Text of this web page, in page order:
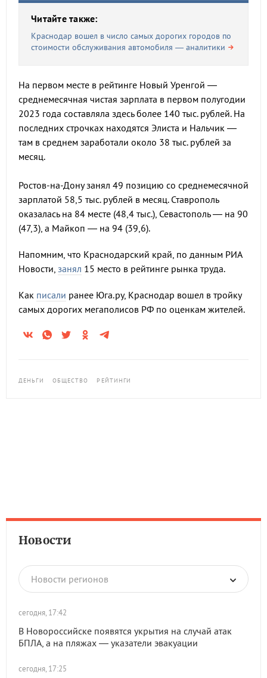
Читайте также:
Краснодар вошел в число самых дорогих городов по
стоимости обслуживания автомобиля — аналитики
На первом месте в рейтинге Новый Уренгой —
среднемесячная чистая зарплата в первом полугодии
2023 года составляла здесь более 140 тыс. рублей. На
последних строчках находятся Элиста и Нальчик —
там в среднем заработали около 38 тыс. рублей за
месяц.
Ростов-на-Дону занял 49 позицию со среднемесячной
зарплатой 58,5 тыс. рублей в месяц. Ставрополь
оказалась на 84 месте (48,4 тыс.), Севастополь — на 90
(47,3), а Майкоп — на 94 (39,6).
Напомним, что Краснодарский край, по данным РИА
Новости, занял 15 место в рейтинге рынка труда.
Как писали ранее Юга.ру, Краснодар вошел в тройку
самых дорогих мегаполисов РФ по оценкам жителей.
ДЕНЬГИ ОБЩЕСТВО РЕЙТИНГИ
Новости
Новости регионов
сегодня, 17:42
В Новороссийске появятся укрытия на случай атак
БПЛА, а на пляжах — указатели эвакуации
сегодня, 17:25